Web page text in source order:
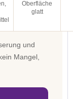
Oberfläche
glatt
und
Mangel,